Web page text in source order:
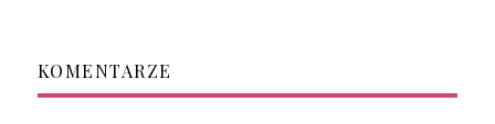
KOMENTARZE